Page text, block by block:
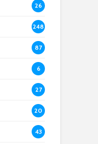
26
248
87
6
27
20
43